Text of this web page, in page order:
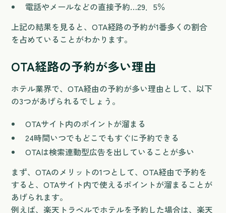
電話やメールなどの直接予約…29．5％
上記の結果を見ると、OTA経路の予約が1番多くの割合
を占めていることがわかります。
OTA経路の予約が多い理由
ホテル業界で、OTA経由の予約が多い理由として、以下
の3つがあげられるでしょう。
OTAサイト内のポイントが溜まる
24時間いつでもどこでもすぐに予約できる
OTAは検索連動型広告を出していることが多い
まず、OTAのメリットの1つとして、OTA経由で予約を
すると、OTAサイト内で使えるポイントが溜まることが
あげられます。
例えば、楽天トラベルでホテルを予約した場合は、楽天